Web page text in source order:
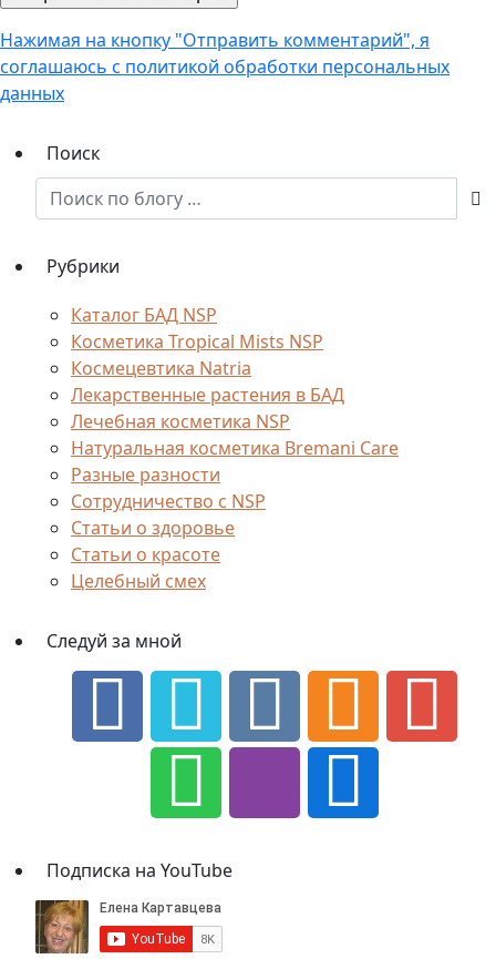
Счетчик
Главная
Бизнес в NSP
Обо мне
Контакты
Политика конфиденциальности
По секрету всему свету…© 2026 · Все права защищены
Создан наAB-Inspiration